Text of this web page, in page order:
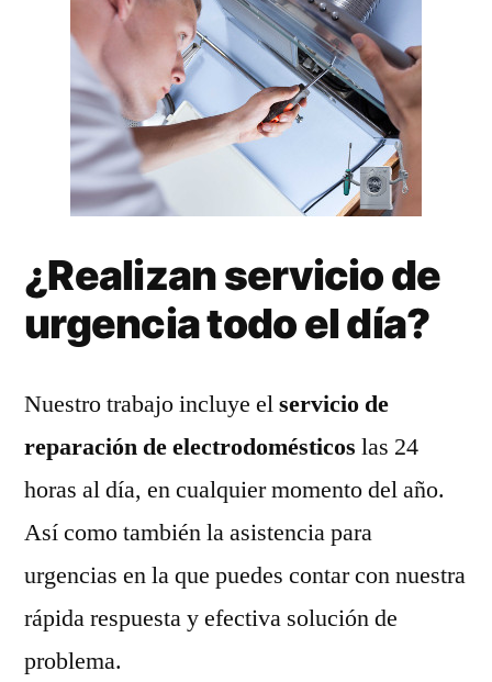
¿Realizan servicio de
urgencia todo el día?
Nuestro trabajo incluye elservicio de
reparación de electrodomésticos las 24
horas al día, en cualquier momento del año.
Así como también la asistencia para
urgencias en la que puedes contar con nuestra
rápida respuesta y efectiva solución de
problema.